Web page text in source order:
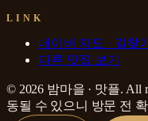
LINK
네이버 지도 · 길찾기
다른 맛집 보기
© 2026 밤마을 · 맛플. All
동될 수 있으니 방문 전